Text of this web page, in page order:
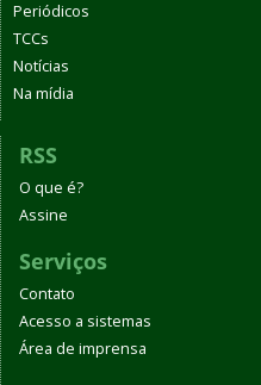
Periódicos
TCCs
Notícias
Na mídia
RSS
O que é?
Assine
Serviços
Contato
Acesso a sistemas
Área de imprensa